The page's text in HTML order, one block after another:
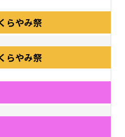
らやみ祭
らやみ祭